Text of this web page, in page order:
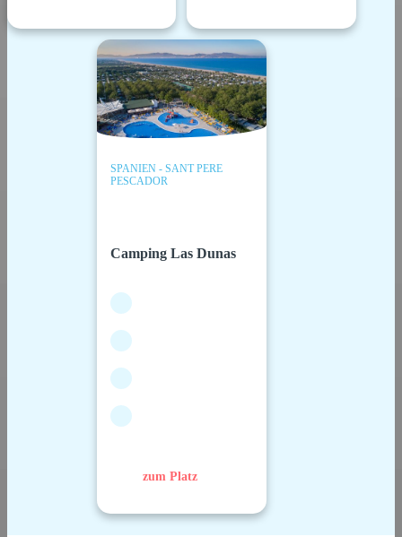
SPANIEN - SANT PERE
PESCADOR
Camping Las Dunas
zum Platz